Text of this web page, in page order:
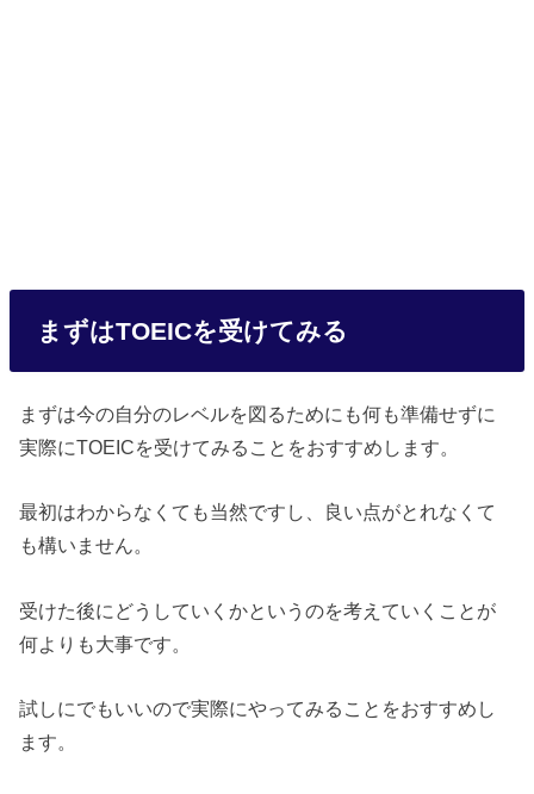
まずはTOEICを受けてみる
まずは今の自分のレベルを図るためにも何も準備せずに
実際にTOEICを受けてみることをおすすめします。
最初はわからなくても当然ですし、良い点がとれなくて
も構いません。
受けた後にどうしていくかというのを考えていくことが
何よりも大事です。
試しにでもいいので実際にやってみることをおすすめし
ます。